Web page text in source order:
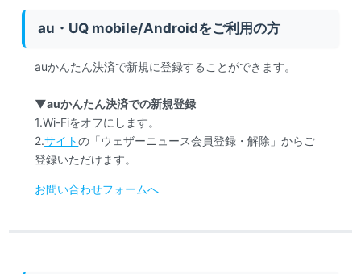
au・UQ mobile/Androidをご利用の方
auかんたん決済で新規に登録することができます。
▼auかんたん決済での新規登録
1.Wi-Fiをオフにします。
2.サイトの「ウェザーニュース会員登録・解除」からご
登録いただけます。
お問い合わせフォームへ